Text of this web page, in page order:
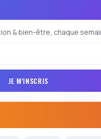
& bien-être, chaque
JE M'INSCRIS